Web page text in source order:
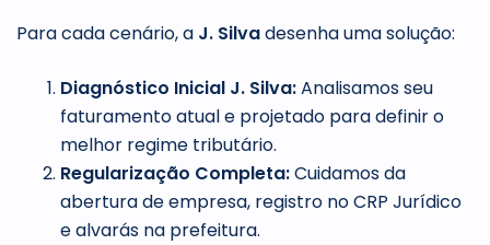
Para cada cenário, a J. Silvadesenha uma solução:
Diagnóstico Inicial J. Silva:Analisamos seu
faturamento atual e projetado para definir o
melhor regime tributário.
Regularização Completa:Cuidamos da
abertura de empresa, registro no CRP Jurídico
e alvarás na prefeitura.